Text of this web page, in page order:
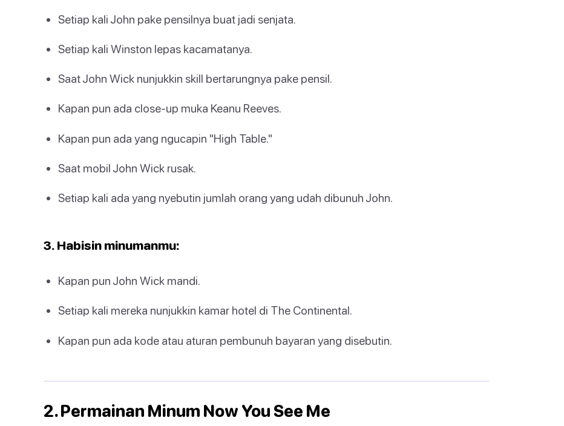
Setiap kali John pake pensilnya buat jadi senjata.
Setiap kali Winston lepas kacamatanya.
Saat John Wick nunjukkin skill bertarungnya pake pensil.
Kapan pun ada close-up muka Keanu Reeves.
Kapan pun ada yang ngucapin "High Table."
Saat mobil John Wick rusak.
Setiap kali ada yang nyebutin jumlah orang yang udah dibunuh John.
3. Habisin minumanmu:
Kapan pun John Wick mandi.
Setiap kali mereka nunjukkin kamar hotel di The Continental.
Kapan pun ada kode atau aturan pembunuh bayaran yang disebutin.
2. Permainan Minum Now You See Me